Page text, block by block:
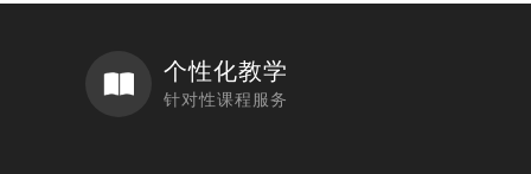
个性化教学
针对性课程服务